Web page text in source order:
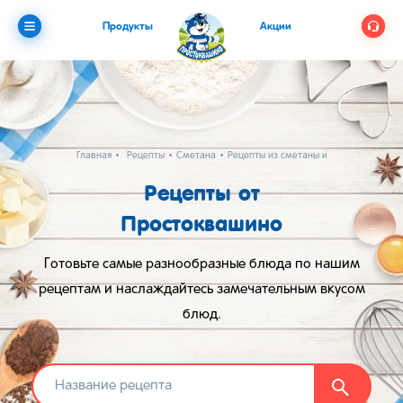
Продукты Акции
Главная Рецепты Сметана Рецепты из сметаны и муки
Рецепты от
Простоквашино
Готовьте самые разнообразные блюда по нашим
рецептам и наслаждайтесь замечательным вкусом
блюд.
Найти